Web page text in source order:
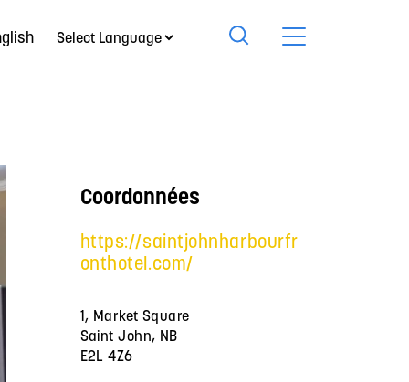
Coordonnées
https://saintjohnharbourfr
onthotel.com/
1, Market Square
Saint John, NB
E2L 4Z6